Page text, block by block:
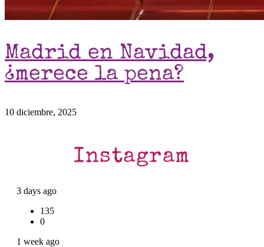
Madrid en Navidad,
¿merece la pena?
10 diciembre, 2025
Instagram
3 days ago
135
0
1 week ago